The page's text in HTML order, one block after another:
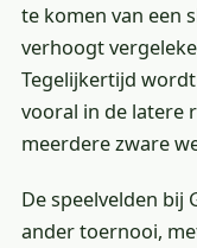
te komen van een
verhoogt
Tegelijkertijd
vooral in de latere
meerdere zware
De speelvelden bij
ander toernooi,